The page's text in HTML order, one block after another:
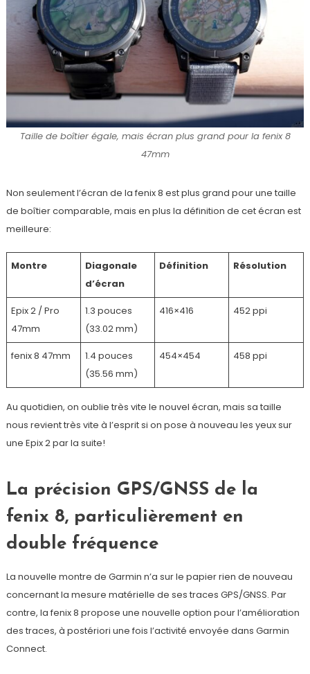
Taille de boîtier égale, mais écran plus grand pour la fenix 8
47mm
Non seulement l’écran de la fenix 8 est plus grand pour une taille
de boîtier comparable, mais en plus la définition de cet écran est
meilleure:
Montre
Diagonale
d’écran
Définition Résolution
Epix 2 / Pro
47mm
1.3 pouces
(33.02 mm)
416×416 452 ppi
fenix 8 47mm
1.4 pouces
(35.56 mm)
454×454 458 ppi
Au quotidien, on oublie très vite le nouvel écran, mais sa taille
nous revient très vite à l’esprit si on pose à nouveau les yeux sur
une Epix 2 par la suite!
La précision GPS/GNSS de la
fenix 8, particulièrement en
double fréquence
La nouvelle montre de Garmin n’a sur le papier rien de nouveau
concernant la mesure matérielle de ses traces GPS/GNSS. Par
contre, la fenix 8 propose une nouvelle option pour l’amélioration
des traces, à postériori une fois l’activité envoyée dans Garmin
Connect.